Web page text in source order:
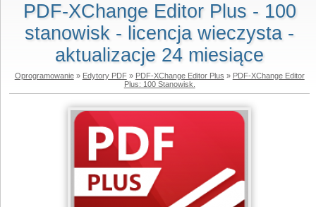
PDF-XChange Editor Plus - 100
stanowisk - licencja wieczysta -
aktualizacje 24 miesiące
Oprogramowanie» Edytory PDF» PDF-XChange Editor Plus » PDF-XChange Editor
Plus: 100 Stanowisk.